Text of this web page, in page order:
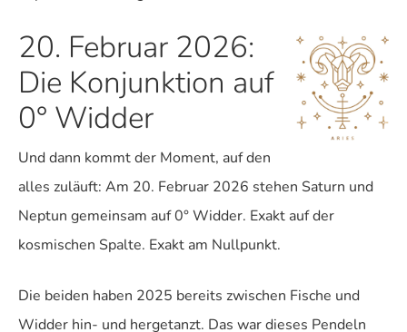
20. Februar 2026:
Die Konjunktion auf
0° Widder
Und dann kommt der Moment, auf den
alles zuläuft: Am 20. Februar 2026 stehen Saturn und
Neptun gemeinsam auf 0° Widder. Exakt auf der
kosmischen Spalte. Exakt am Nullpunkt.
Die beiden haben 2025 bereits zwischen Fische und
Widder hin- und hergetanzt. Das war dieses Pendeln